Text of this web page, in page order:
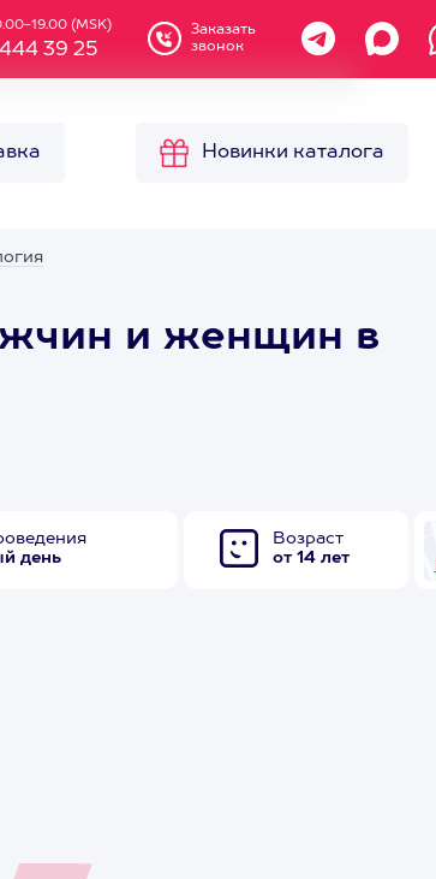
19.00 (MSK)
39 25
Заказать
звонок
Новинки каталога
и женщин в
день
Возраст
от 14 лет